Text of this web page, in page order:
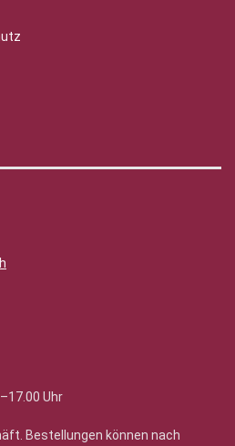
Uhr
Bestellungen können nach